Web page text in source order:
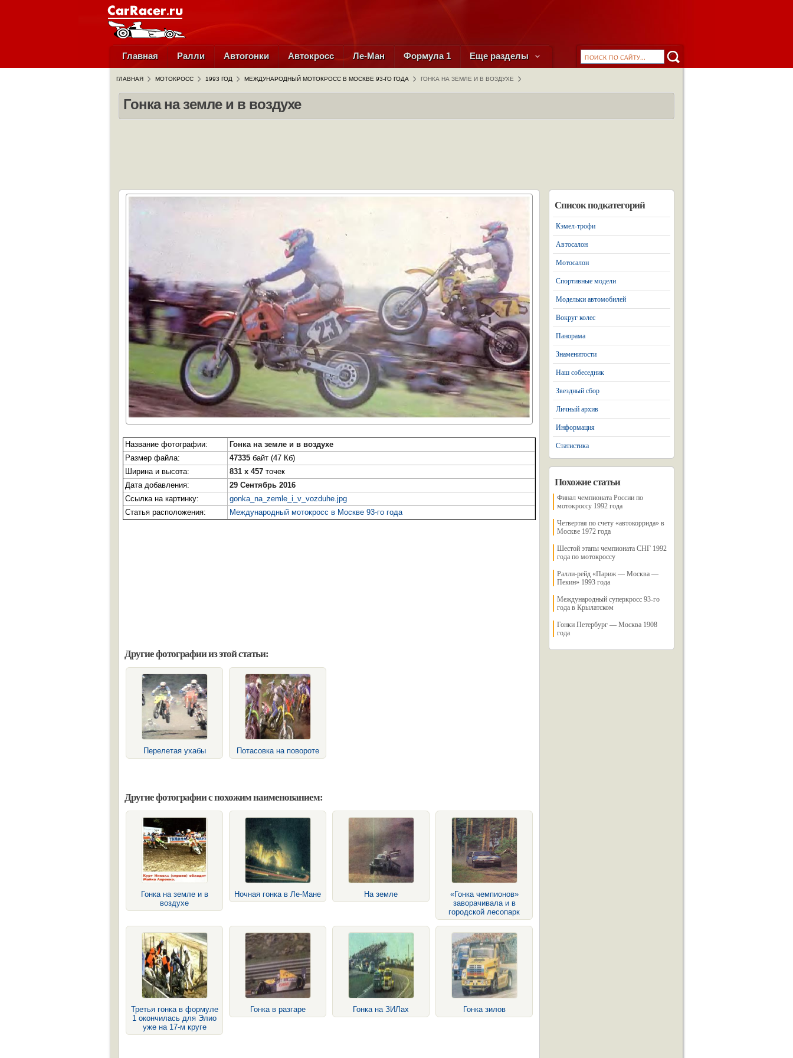
Главная Ралли Автогонки Автокросс Ле-Ман Формула 1 Еще разделы
ГЛАВНАЯ МОТОКРОСС 1993 ГОД МЕЖДУНАРОДНЫЙ МОТОКРОСС В МОСКВЕ 93-ГО ГОДА ГОНКА НА ЗЕМЛЕ И В ВОЗДУХЕ
Гонка на земле и в воздухе
Название фотографии:
Гонка на земле и в воздухе
Размер файла:
47335 байт (47 Кб)
Ширина и высота:
831 x 457 точек
Дата добавления:
29 Сентябрь 2016
Ссылка на картинку:
gonka_na_zemle_i_v_vozduhe.jpg
Статья расположения:
Международный мотокросс в Москве 93-го года
Другие фотографии из этой статьи:
Перелетая ухабы Потасовка на повороте
Другие фотографии с похожим наименованием:
Гонка на земле и в
воздухе
Ночная гонка в Ле-Мане На земле
«Гонка чемпионов»
заворачивала и в
городской лесопарк
Третья гонка в формуле
1 окончилась для Элио
уже на 17-м круге
Гонка в разгаре Гонка на ЗИЛах Гонка зилов
Список подкатегорий
Кэмел-трофи
Автосалон
Мотосалон
Спортивные модели
Модельки автомобилей
Вокруг колес
Панорама
Знаменитости
Наш собеседник
Звездный сбор
Личный архив
Информация
Статистика
Похожие статьи
Финал чемпионата России по
мотокроссу 1992 года
Четвертая по счету «автокоррида» в
Москве 1972 года
Шестой этапы чемпионата СНГ 1992
года по мотокроссу
Ралли-рейд «Париж — Москва —
Пекин» 1993 года
Международный суперкросс 93-го
года в Крылатском
Гонки Петербург — Москва 1908
года